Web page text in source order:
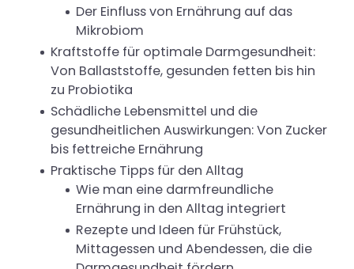
Der Einfluss von Ernährung auf das
Mikrobiom
Kraftstoffe für optimale Darmgesundheit:
Von Ballaststoffe, gesunden fetten bis hin
zu Probiotika
Schädliche Lebensmittel und die
gesundheitlichen Auswirkungen: Von Zucker
bis fettreiche Ernährung
Praktische Tipps für den Alltag
Wie man eine darmfreundliche
Ernährung in den Alltag integriert
Rezepte und Ideen für Frühstück,
Mittagessen und Abendessen, die die